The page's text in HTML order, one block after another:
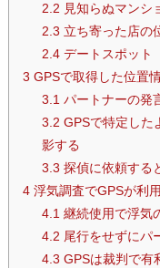
2.2 見知らぬマンシ
2.3 立ち寄った店の
2.4デートスポット
3 GPSで取得した位置
3.1パートナーの発
3.2 GPSで特定した
影する
3.3 探偵に依頼する
4浮気調査でGPSが利
4.1継続使用で浮気
4.2 尾行をせずにパ
4.3 GPSは裁判で有